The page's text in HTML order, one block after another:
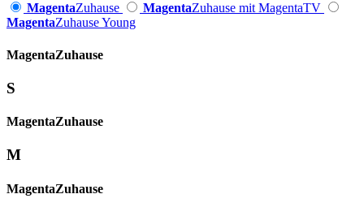
MagentaZuhause MagentaZuhause mit MagentaTV
MagentaZuhause Young
Magenta­Zuhause
S
Magenta­Zuhause
M
Magenta­Zuhause